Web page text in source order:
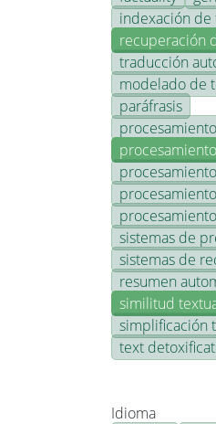
indexación de
recuperación
traducción
modelado de
paráfrasis
sistemas de
sistemas de
resumen
similitud
simplificación
text
Idioma